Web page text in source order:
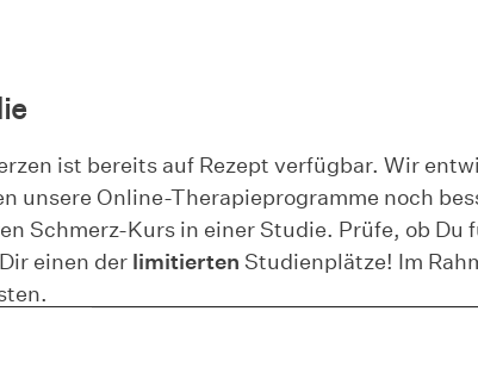
ist bereits auf Rezept verfügbar. Wir
unsere Online-Therapieprogramme noch
Schmerz-Kurs in einer Studie. Prüfe, ob Du
einen der limitierten Studienplätze! Im
Studie